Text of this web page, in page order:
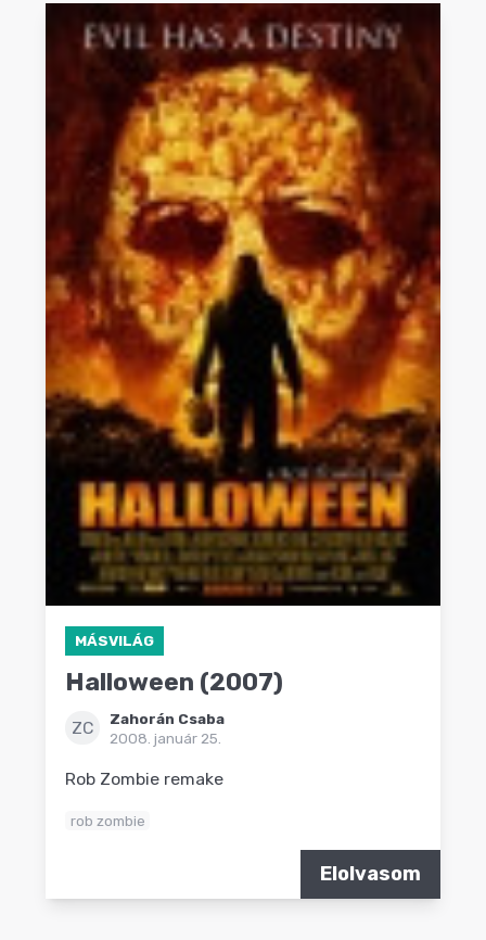
MÁSVILÁG
Halloween (2007)
ZC
Zahorán Csaba
2008. január 25.
Rob Zombie remake
rob zombie
Elolvasom